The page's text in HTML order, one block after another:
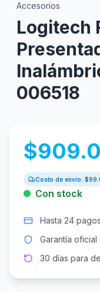
Accesorios
Logitech
006518
$
Costo de envío: $
Con stock
Hasta 24
Garantía
30 días para